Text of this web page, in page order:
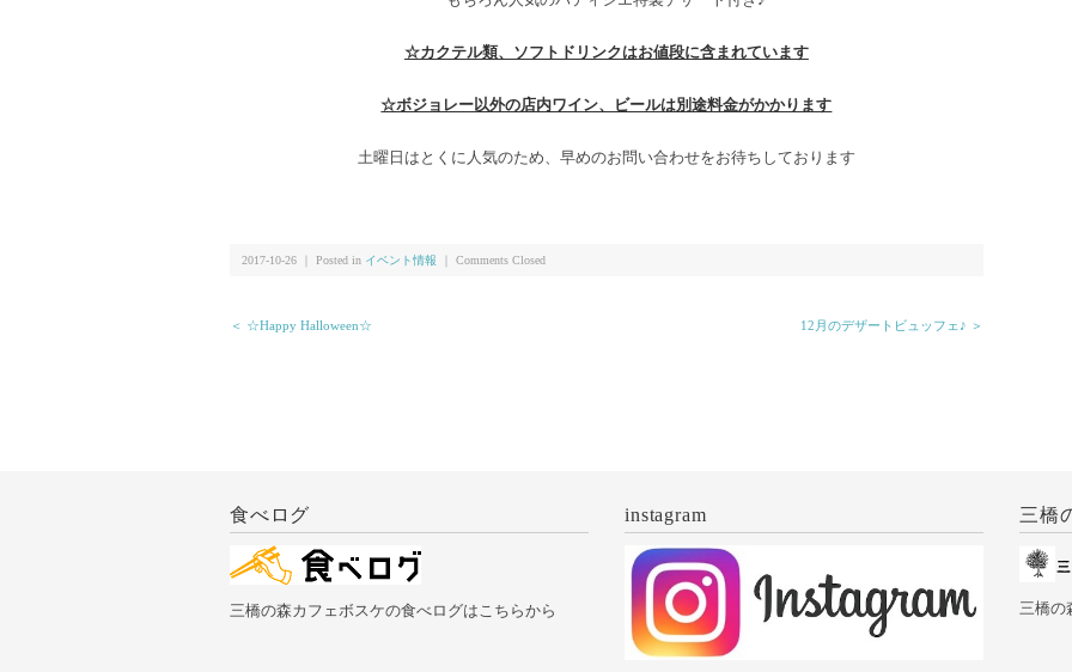
☆カクテル類、ソフトドリンクはお値段に含まれています
☆ボジョレー以外の店内ワイン、ビールは別途料金がかかります
土曜日はとくに人気のため、早めのお問い合わせをお待ちしております
2017-10-26 ｜ Posted in イベント情報 Comments Closed
＜ ☆Happy Halloween☆ 12月のデザートビュッフェ♪ ＞
食べログ
三橋の森カフェボスケの食べログはこちらから
instagram 三橋
三橋の